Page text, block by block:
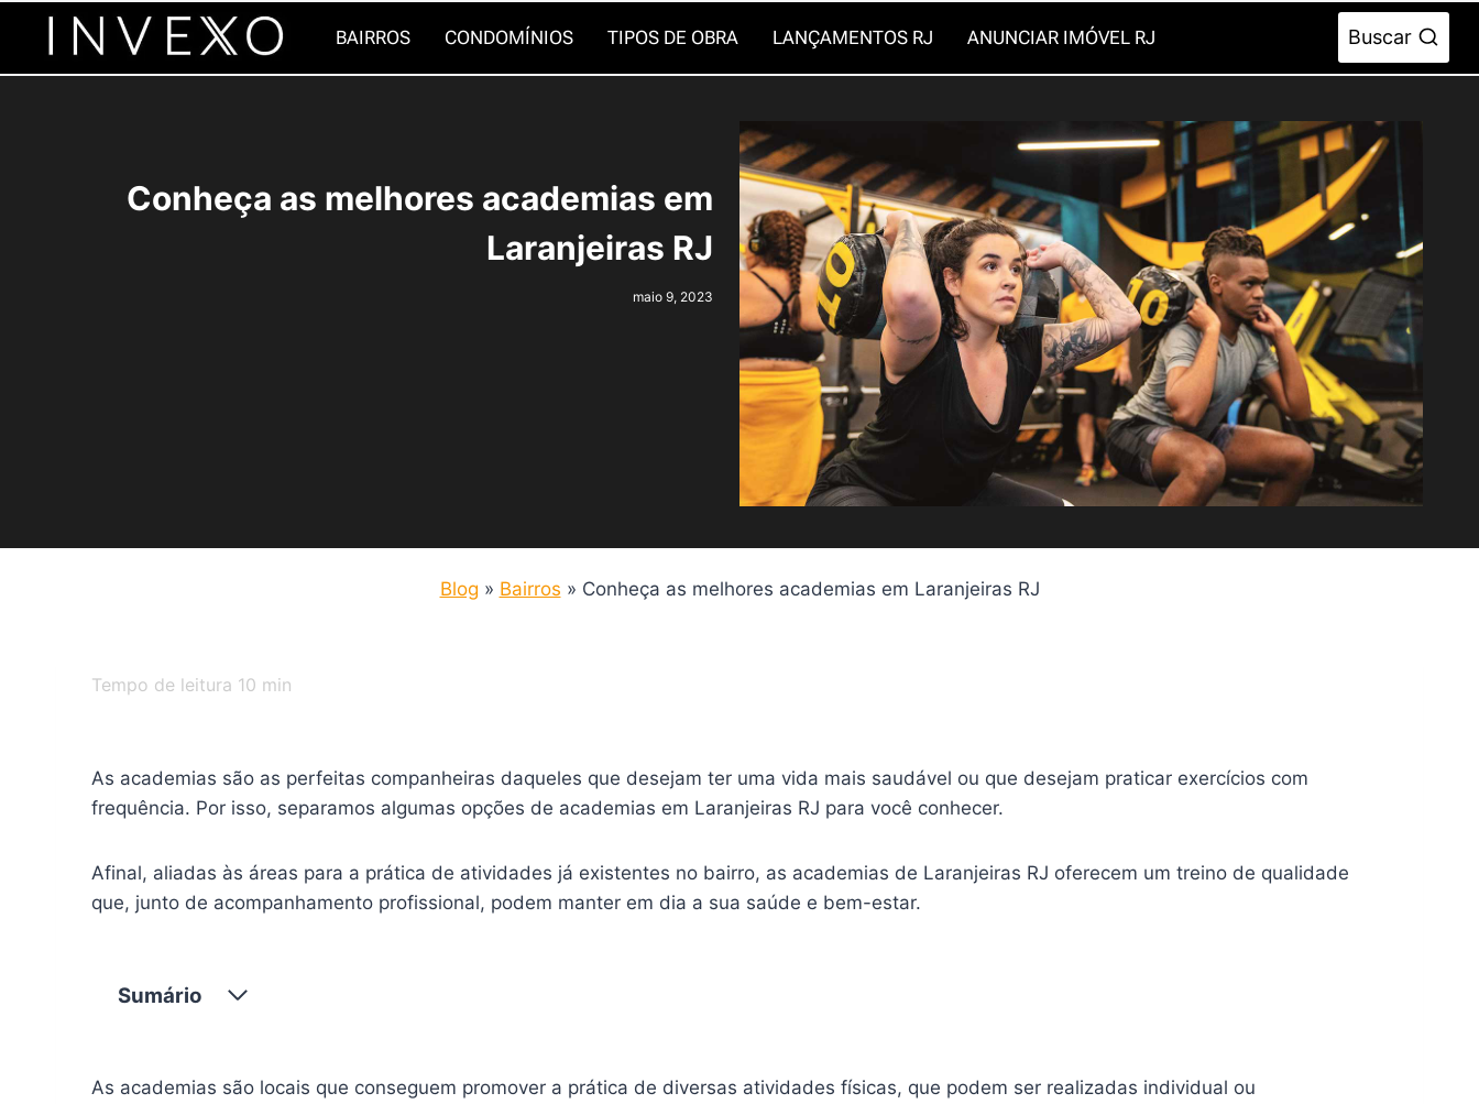
o
BAIRROS CONDOMÍNIOS TIPOS DE OBRA LANÇAMENTOS RJ ANUNCIAR IMÓVEL RJ Buscar
Conheça as melhores academias em
Laranjeiras RJ
maio 9, 2023
Blog » Bairros » Conheça as melhores academias em Laranjeiras RJ
Tempo de leitura 10 min
As academias são as perfeitas companheiras daqueles que desejam ter uma vida mais saudável ou que desejam praticar exercícios com
frequência. Por isso, separamos algumas opções de academias em Laranjeiras RJ para você conhecer.
Afinal, aliadas às áreas para a prática de atividades já existentes no bairro, as academias de Laranjeiras RJ oferecem um treino de qualidade
que, junto de acompanhamento profissional, podem manter em dia a sua saúde e bem-estar.
Sumário
As academias são locais que conseguem promover a prática de diversas atividades físicas, que podem ser realizadas individual ou